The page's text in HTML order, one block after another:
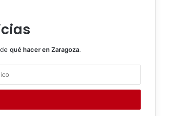
qué hacer en Zaragoza.